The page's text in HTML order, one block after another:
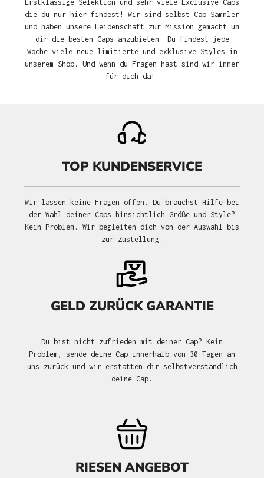
Erstklassige Selektion und sehr viele Exclusive Caps
die du nur hier findest! Wir sind selbst Cap Sammler
und haben unsere Leidenschaft zur Mission gemacht um
dir die besten Caps anzubieten. Du findest jede
Woche viele neue limitierte und exklusive Styles in
unserem Shop. Und wenn du Fragen hast sind wir immer
für dich da!
TOP KUNDENSERVICE
Wir lassen keine Fragen offen. Du brauchst Hilfe bei
der Wahl deiner Caps hinsichtlich Größe und Style?
Kein Problem. Wir begleiten dich von der Auswahl bis
zur Zustellung.
GELD ZURÜCK GARANTIE
Du bist nicht zufrieden mit deiner Cap? Kein
Problem, sende deine Cap innerhalb von 30 Tagen an
uns zurück und wir erstatten dir selbstverständlich
deine Cap.
RIESEN ANGEBOT